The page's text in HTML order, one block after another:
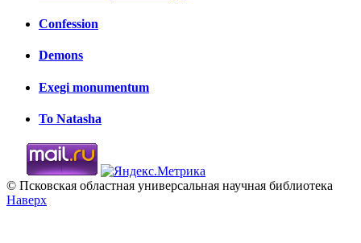
Confession
Demons
Exegi monumentum
To Natasha
© Псковская областная универсальная научная библиотека
Наверх